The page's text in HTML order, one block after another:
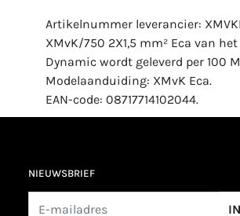
Artikelnummer leverancier:
XMvK/750 2X1,5 mm² Eca van
Dynamic wordt geleverd per 100
Modelaanduiding: XMvK Eca.
EAN-code: 08717714102044.
NIEUWSBRIEF